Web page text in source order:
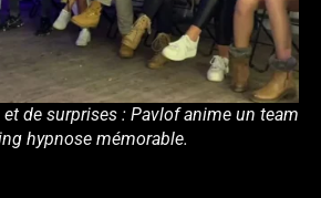
de surprises : Pavlof anime un team
hypnose mémorable.